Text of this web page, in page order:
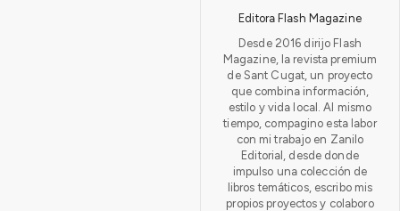
Editora Flash Magazine
Desde 2016 dirijo Flash
Magazine, la revista premium
de Sant Cugat, un proyecto
que combina información,
estilo y vida local. Al mismo
tiempo, compagino esta labor
con mi trabajo en Zanilo
Editorial, desde donde
impulso una colección de
libros temáticos, escribo mis
propios proyectos y colaboro